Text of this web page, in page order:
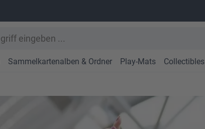
Sammelkartenalben & Ordner Play-Mats Collectibles